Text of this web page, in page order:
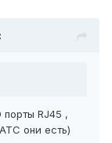
RJ45 ,
они есть)